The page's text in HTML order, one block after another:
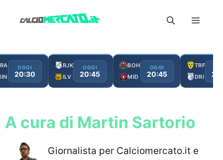
Menu
OGGI
20:30
RJK
ILV
OGGI
20:45
BOH
MID
OGGI
20:45
TRF
DRI
A cura di Martin Sartorio
Giornalista per Calciomercato.it e